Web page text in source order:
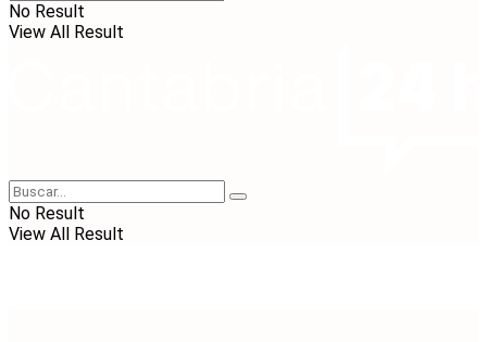
No Result
View All Result
No Result
View All Result